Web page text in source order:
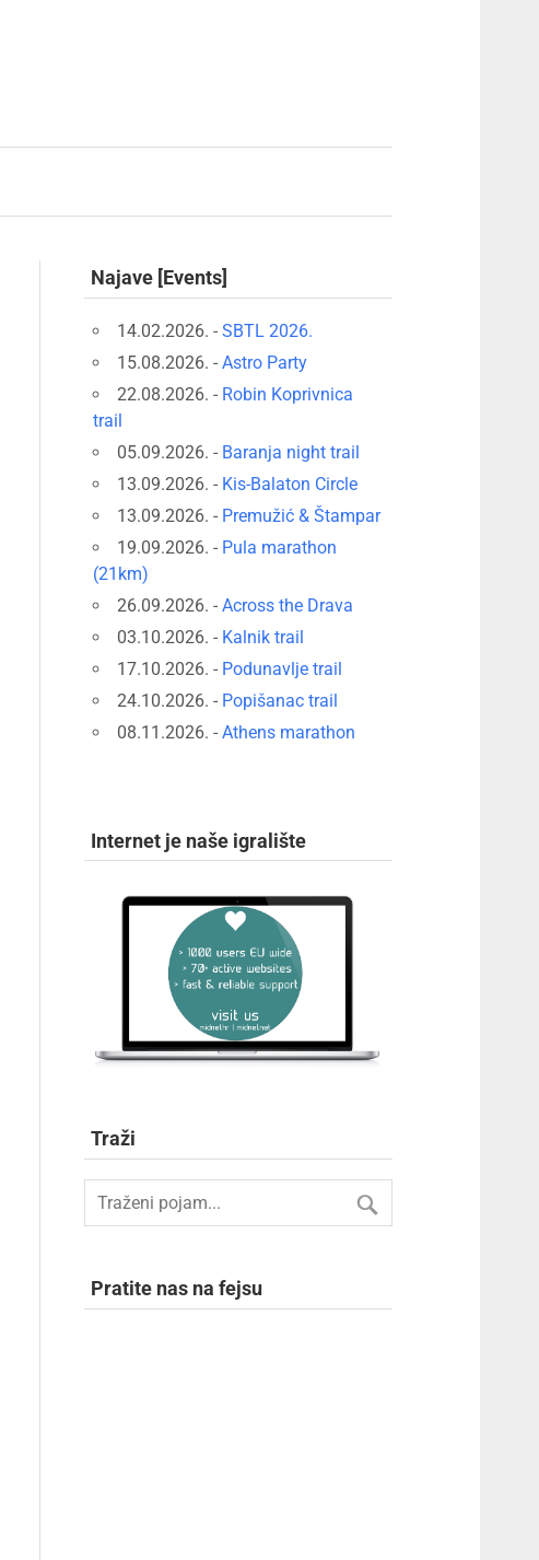
Najave [Events]
14.02.2026. -SBTL 2026.
15.08.2026. -Astro Party
22.08.2026. - Robin Koprivnica
trail
05.09.2026. - Baranja night trail
13.09.2026. - Kis-Balaton Circle
13.09.2026. - Premužić & Štampar
19.09.2026. - Pula marathon
(21km)
26.09.2026. -Across the Drava
03.10.2026. - Kalnik trail
17.10.2026. - Podunavlje trail
24.10.2026. - Popišanac trail
08.11.2026. -Athens marathon
Internet je naše igralište
Traži
Pratite nas na fejsu